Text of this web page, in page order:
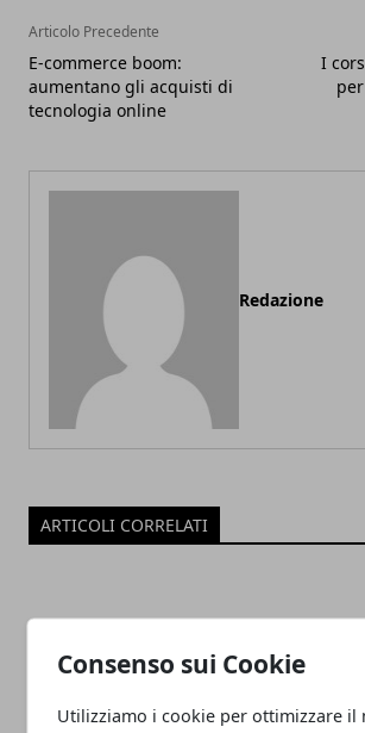
Consenso sui Cookie
Utilizziamo i cookie per ottimizzare il
Articolo Precedente
E-commerce boom:
aumentano gli acquisti di
tecnologia online
I
Redazione
ARTICOLI CORRELATI